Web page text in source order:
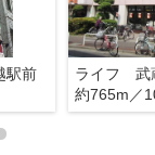
駅前
約765m／